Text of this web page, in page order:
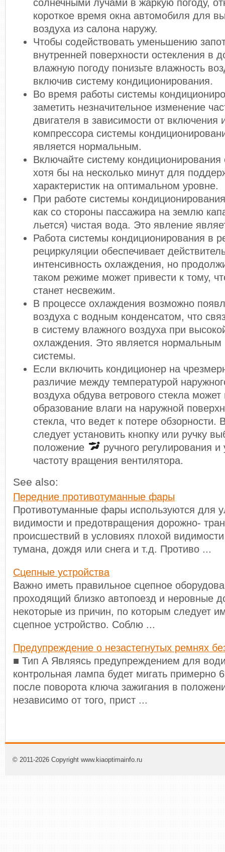
солнечными лучами в жаркую погоду,
короткое время окна автомобиля для
воздуха из салона наружу.
Чтобы содействовать уменьшению
внутренней поверхности остекления в
влажную погоду понизьте влажность
включив систему кондиционирования.
Во время работы системы
заметить незначительное изменение
двигателя в зависимости от включения
компрессора системы
является нормальным.
Включайте систему
хотя бы на несколько минут для
характеристик на оптимальном уровне.
При работе системы
как со стороны пассажира на землю
льется) чистая вода. Это явление
Работа системы кондиционирования в
рециркуляции обеспечивает
интенсивность охлаждения, но
таком режиме может привести к тому,
станет несвежим.
В процессе охлаждения возможно
воздуха с водным конденсатом, что
в систему влажного воздуха при
охлаждения. Это является
системы.
Если включить кондиционер на
различие между температурой
воздуха обдува ветрового стекла может
образование влаги на наружной
стекла, что ведет к потере обзорности.
следует установить кнопку или ручку
положение
ручного регулирования
частоту вращения вентилятора.
See also:
Передние противотуманные фары
Противотуманные фары используются для
видимости и предотвращения дорожно-
происшествий в условиях плохой
тумана, дождя или снега и т.д. Противо ...
Сцепные устройства
Важно иметь правильное сцепное
проходящий близко автопоезд и неровные
некоторые из причин, по которым следует
сцепное устройство. Соблю ...
Предупреждение о незастегнутых ремнях
■ Тип А Являясь предупреждением для
контрольная лампа будет мигать примерно
после поворота ключа зажигания в
независимо от того, прист ...
© 2011-2026 Copyright www.kiaoptimainfo.ru